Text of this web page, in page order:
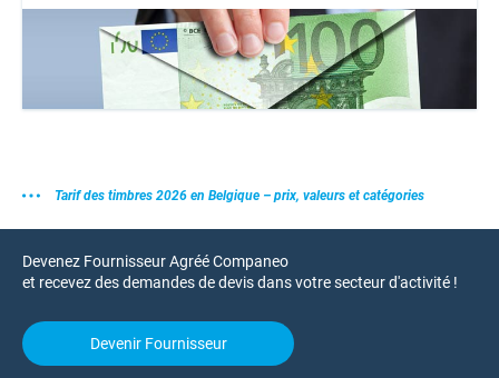
Tarif des timbres 2026 en Belgique – prix, valeurs et catégories
Devenez Fournisseur Agréé Companeo
et recevez des demandes de devis dans votre secteur d'activité !
Devenir Fournisseur